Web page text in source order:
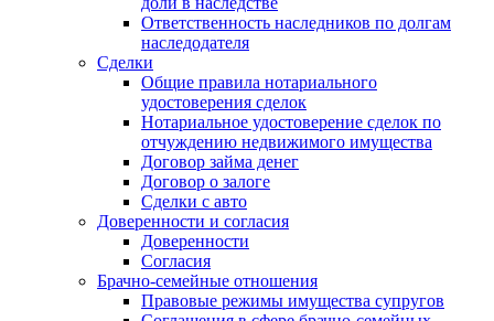
Ответственность наследников по долгам
наследодателя
Сделки
Общие правила нотариального
удостоверения сделок
Нотариальное удостоверение сделок по
отчуждению недвижимого имущества
Договор займа денег
Договор о залоге
Сделки с авто
Доверенности и согласия
Доверенности
Согласия
Брачно-семейные отношения
Правовые режимы имущества супругов